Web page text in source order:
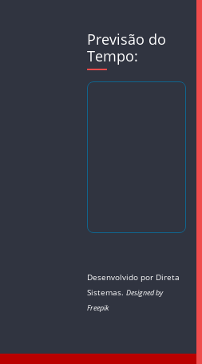
Previsão do
Tempo:
Desenvolvido por Direta
Sistemas.Designed by
Freepik